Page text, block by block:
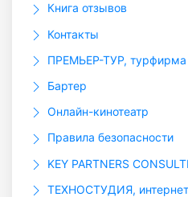
Книга отзывов
Контакты
ПРЕМЬЕР-ТУР, турфирма
Бартер
Онлайн-кинотеатр
Правила безопасности
KEY PARTNERS
ТЕХНОСТУДИЯ,